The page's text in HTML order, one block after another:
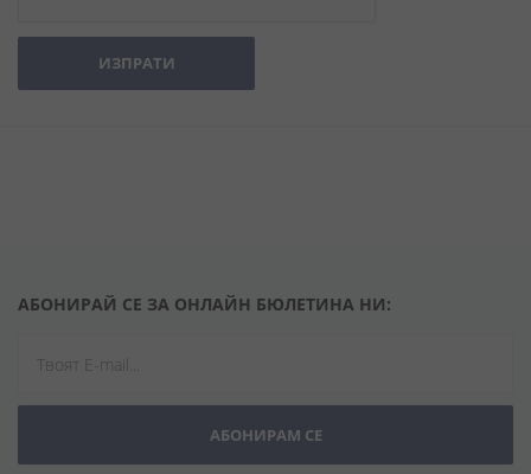
ИЗПРАТИ
АБОНИРАЙ СЕ ЗА ОНЛАЙН БЮЛЕТИНА НИ:
АБОНИРАМ СЕ